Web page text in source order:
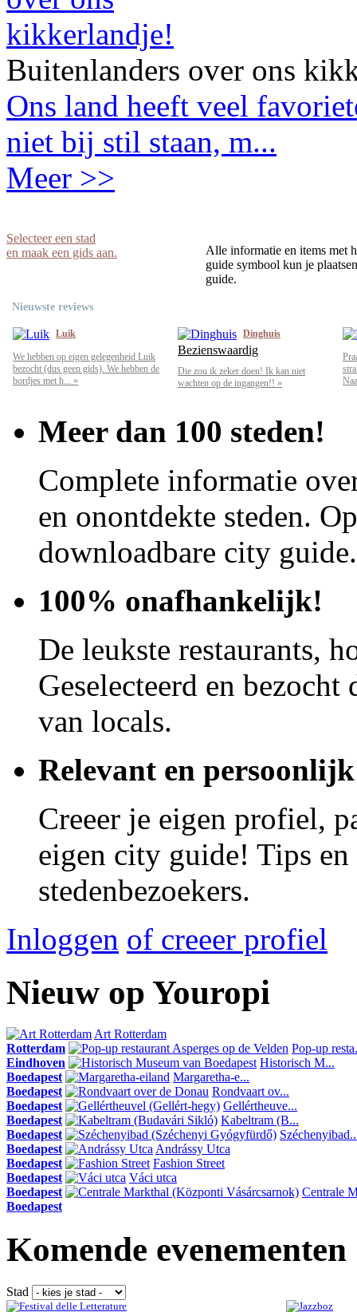
Buitenlanders over ons
Ons land heeft veel
niet bij stil staan, m...
Meer >>
Selecteer een stad
en maak een gids aan.
Alle informatie en items met
guide symbool kun je
guide.
Nieuwste reviews
Luik
We hebben op eigen gelegenheid Luik
bezocht (dus geen gids). We hebben de
bordjes met h... »
Dinghuis
Bezienswaardig
Die zou ik zeker doen! Ik kan niet
wachten op de ingangen!! »
Meer dan 100 steden!
Complete informatie
en onontdekte steden.
downloadbare city guide.
100% onafhankelijk!
De leukste restaurants,
Geselecteerd en
van locals.
Relevant en persoonlijk
Creeer je eigen profiel,
eigen city guide! Tips
stedenbezoekers.
Inloggen of creeer profiel
Nieuw op Youropi
Art Rotterdam
Rotterdam
Pop-up
Eindhoven
Historisch M...
Boedapest
Margaretha-e...
Boedapest
Rondvaart ov...
Boedapest
Gellértheuve...
Boedapest
Kabeltram (B...
Boedapest
Boedapest
Andrássy Utca
Boedapest
Fashion Street
Boedapest
Váci utca
Boedapest
Centrale
Boedapest
Komende evenementen
Stad